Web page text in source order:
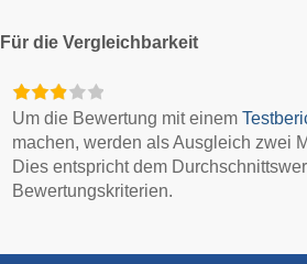
Für die Vergleichbarkeit
Um die Bewertung mit einem
machen, werden als Ausgleich zwei
Dies entspricht dem
Bewertungskriterien.